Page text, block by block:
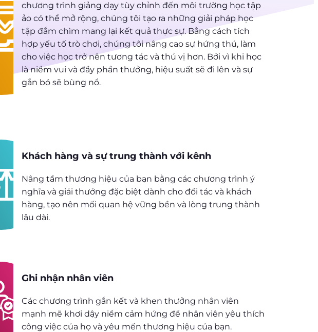
chương trình giảng dạy tùy chỉnh đến môi trường học tập
ảo có thể mở rộng, chúng tôi tạo ra những giải pháp học
tập đắm chìm mang lại kết quả thực sự. Bằng cách tích
hợp yếu tố trò chơi, chúng tôi nâng cao sự hứng thú, làm
cho việc học trở nên tương tác và thú vị hơn. Bởi vì khi học
là niềm vui và đầy phần thưởng, hiệu suất sẽ đi lên và sự
gắn bó sẽ bùng nổ.
Khách hàng và sự trung thành với kênh
Nâng tầm thương hiệu của bạn bằng các chương trình ý
nghĩa và giải thưởng đặc biệt dành cho đối tác và khách
hàng, tạo nên mối quan hệ vững bền và lòng trung thành
lâu dài.
Ghi nhận nhân viên
Các chương trình gắn kết và khen thưởng nhân viên
mạnh mẽ khơi dậy niềm cảm hứng để nhân viên yêu thích
công việc của họ và yêu mến thương hiệu của bạn.